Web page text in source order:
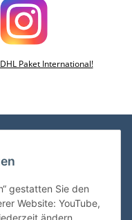
Paket International!
gestatten Sie den
Website: YouTube,